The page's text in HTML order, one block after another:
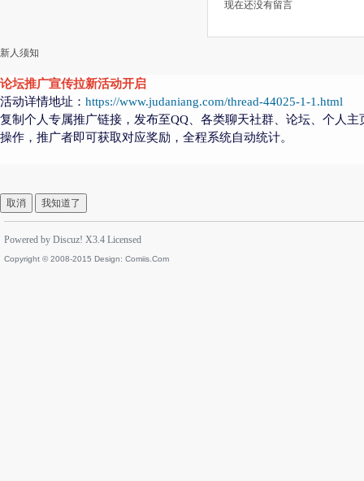
现在还没有留言
新人须知
论坛推广宣传拉新活动开启
活动详情地址： https://www.judaniang.com/thread-44025-1-1.html
复制个人专属推广链接，发布至QQ、各类聊天社群、论坛、个人
操作，推广者即可获取对应奖励，全程系统自动统计。
取消 我知道了
Powered by Discuz! X3.4 Licensed
Copyright © 2008-2015 Design: Comiis.Com